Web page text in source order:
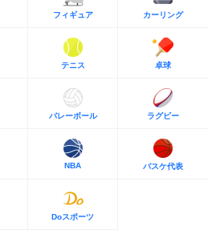
フィギュア カーリング
テニス 卓球
バレーボール ラグビー
NBA バスケ代表
Doスポーツ